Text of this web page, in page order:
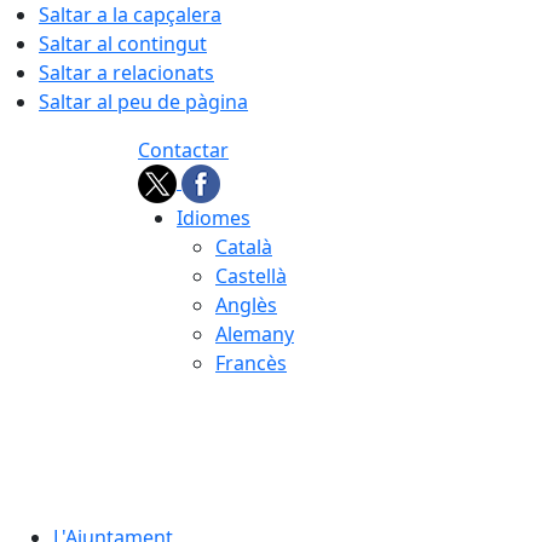
Saltar a la capçalera
Saltar al contingut
Saltar a relacionats
Saltar al peu de pàgina
Contactar
Idiomes
Català
Castellà
Anglès
Alemany
Francès